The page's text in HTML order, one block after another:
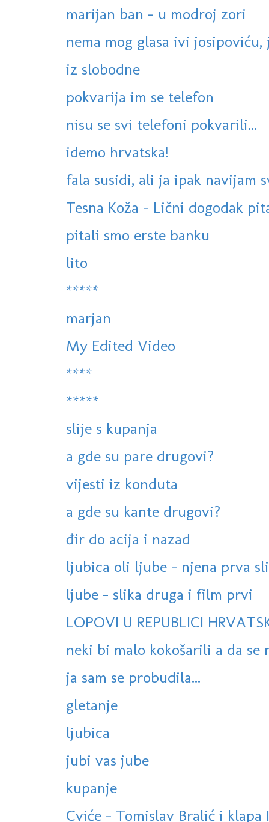
marijan ban - u modroj zori
nema mog glasa ivi josipoviću,
iz slobodne
pokvarija im se telefon
nisu se svi telefoni pokvarili...
idemo hrvatska!
fala susidi, ali ja ipak navijam
Tesna Koža - Lični dogodak
pitali smo erste banku
lito
*****
marjan
My Edited Video
****
*****
slije s kupanja
a gde su pare drugovi?
vijesti iz konduta
a gde su kante drugovi?
đir do acija i nazad
ljubica oli ljube - njena prva
ljube - slika druga i film prvi
LOPOVI U REPUBLICI
neki bi malo kokošarili a da se
ja sam se probudila...
gletanje
ljubica
jubi vas jube
kupanje
Cviće - Tomislav Bralić i klapa